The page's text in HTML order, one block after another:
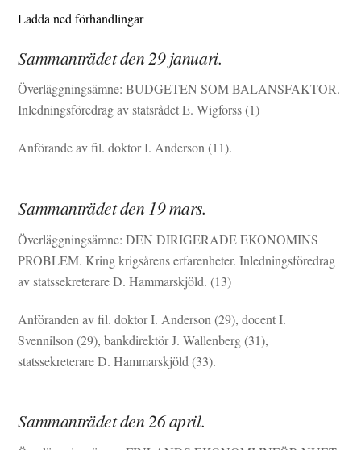
Ladda ned förhandlingar
Sammanträdet den 29 januari.
Överläggningsämne: BUDGETEN SOM BALANSFAKTOR.
Inledningsföredrag av statsrådet E. Wigforss (1)
Anförande av fil. doktor I. Anderson (11).
Sammanträdet den 19 mars.
Överläggningsämne: DEN DIRIGERADE EKONOMINS
PROBLEM. Kring krigsårens erfarenheter. Inledningsföredrag
av statssekreterare D. Hammarskjöld. (13)
Anföranden av fil. doktor I. Anderson (29), docent I.
Svennilson (29), bankdirektör J. Wallenberg (31),
statssekreterare D. Hammarskjöld (33).
Sammanträdet den 26 april.